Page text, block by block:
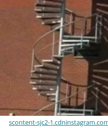
scontent-sjc2-